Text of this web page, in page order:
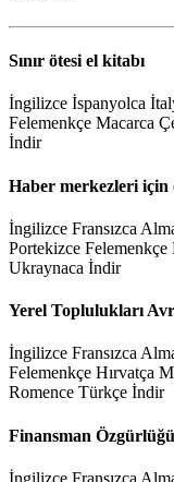
Sınır ötesi el kitabı
İngilizce İspanyolca
Felemenkçe Macarca
İndir
Haber merkezleri için
İngilizce Fransızca
Portekizce
Ukraynaca İndir
Yerel Toplulukları
İngilizce Fransızca
Felemenkçe Hırvatça
Romence Türkçe İndir
Finansman Özgürlüğü
İngilizce Fransızca